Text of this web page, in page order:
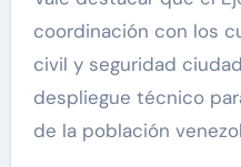
coordinación con los
civil y seguridad
despliegue técnico
de la población